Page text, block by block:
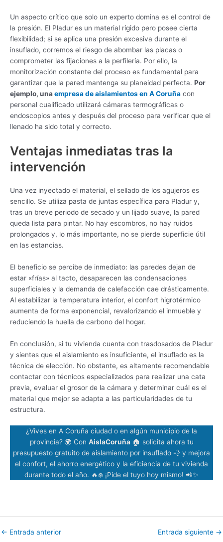
Un aspecto crítico que solo un experto domina es el control de
la presión. El Pladur es un material rígido pero posee cierta
flexibilidad; si se aplica una presión excesiva durante el
insuflado, corremos el riesgo de abombar las placas o
comprometer las fijaciones a la perfilería. Por ello, la
monitorización constante del proceso es fundamental para
garantizar que la pared mantenga su planeidad perfecta. Por
ejemplo, unaempresa de aislamientos en A Coruña con
personal cualificado utilizará cámaras termográficas o
endoscopios antes y después del proceso para verificar que el
llenado ha sido total y correcto.
Ventajas inmediatas tras la
intervención
Una vez inyectado el material, el sellado de los agujeros es
sencillo. Se utiliza pasta de juntas específica para Pladur y,
tras un breve periodo de secado y un lijado suave, la pared
queda lista para pintar. No hay escombros, no hay ruidos
prolongados y, lo más importante, no se pierde superficie útil
en las estancias.
El beneficio se percibe de inmediato: las paredes dejan de
estar «frías» al tacto, desaparecen las condensaciones
superficiales y la demanda de calefacción cae drásticamente.
Al estabilizar la temperatura interior, el confort higrotérmico
aumenta de forma exponencial, revalorizando el inmueble y
reduciendo la huella de carbono del hogar.
En conclusión, si tu vivienda cuenta con trasdosados de Pladur
y sientes que el aislamiento es insuficiente, el insuflado es la
técnica de elección. No obstante, es altamente recomendable
contactar con técnicos especializados para realizar una cata
previa, evaluar el grosor de la cámara y determinar cuál es el
material que mejor se adapta a las particularidades de tu
estructura.
¿Vives en A Coruña ciudad o en algún municipio de la
provincia? 🌍 Con AislaCoruña🏠 solicita ahora tu
presupuesto gratuito de aislamiento por insuflado 💨 y mejora
el confort, el ahorro energético y la eficiencia de tu vivienda
durante todo el año. 🔥❄️ ¡Pide el tuyo hoy mismo! 📲✨
← Entrada anterior Entrada siguiente →